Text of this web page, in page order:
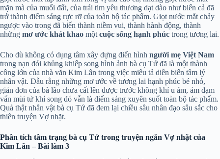
mặn mà của muối đất, của trái tim yêu thương dạt dào như biển cả đã
trở thành điểm sáng rực rỡ của toàn bộ tác phẩm. Giọt nước mắt chảy
ngược vào trong đã biến thành niềm vui, thành hành động, thành
những mơ ước khát khao một cuộc sống hạnh phúc trong tương lai.
Cho dù không có dụng tâm xây dựng điển hình người mẹ Việt Nam
trong nạn đói khủng khiếp song hình ảnh bà cụ Tứ đã là một thành
công lớn của nhà văn Kim Lân trong việc miêu tả diễn biến tâm lý
nhân vật. Dẫu rằng những mơ ước về tương lai hạnh phúc bé nhỏ,
giản đơn của bà lão chưa cất lên được trước không khí u ám, ảm đạm
vẩn mùi tử khí song đó vẫn là điểm sáng xuyên suốt toàn bộ tác phẩm.
Quả thật nhân vật bà cụ Tứ đã đem lại chiều sâu nhân đạo sâu sắc cho
thiên truyện Vợ nhặt.
Phân tích tâm trạng bà cụ Tứ trong truyện ngắn Vợ nhặt của
Kim Lân – Bài làm 3